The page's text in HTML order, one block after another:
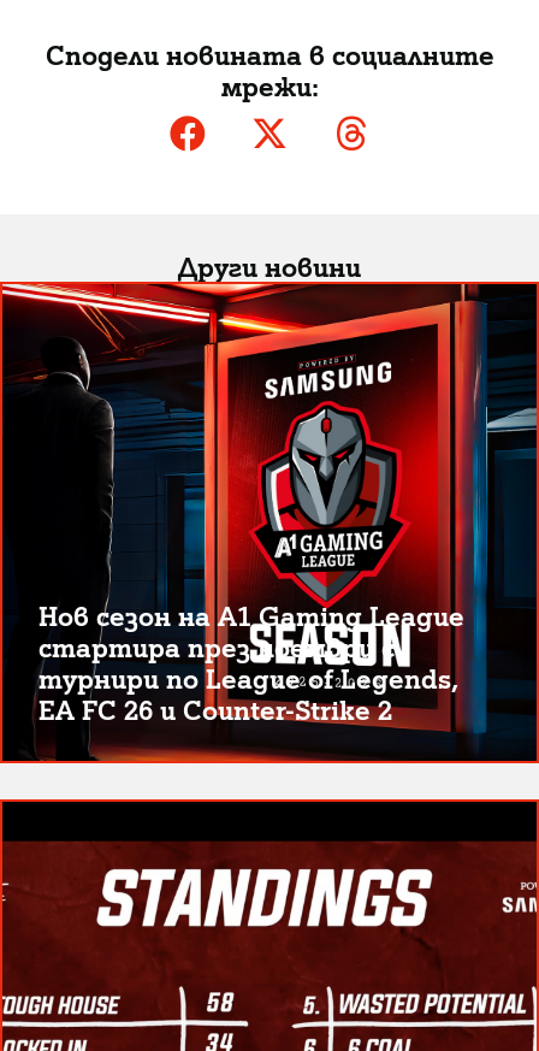
Сподели новината в социалните
мрежи:
Други новини
Нов сезон на A1 Gaming League
стартира през ноември с
турнири по League of Legends,
EA FC 26 и Counter-Strike 2